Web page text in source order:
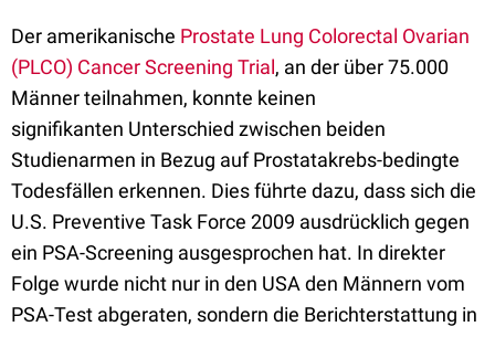
Der amerikanische Prostate Lung Colorectal Ovarian
(PLCO) Cancer Screening Trial, an der über 75.000
Männer teilnahmen, konnte keinen
signifikanten Unterschied zwischen beiden
Studienarmen in Bezug auf Prostatakrebs-bedingte
Todesfällen erkennen. Dies führte dazu, dass sich die
U.S. Preventive Task Force 2009 ausdrücklich gegen
ein PSA-Screening ausgesprochen hat. In direkter
Folge wurde nicht nur in den USA den Männern vom
PSA-Test abgeraten, sondern die Berichterstattung in